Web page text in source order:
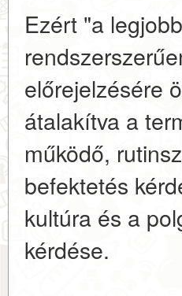
Ezért "a
előrejelzésére
átalakítva a
működő,
befektetés
kultúra és a
kérdése.